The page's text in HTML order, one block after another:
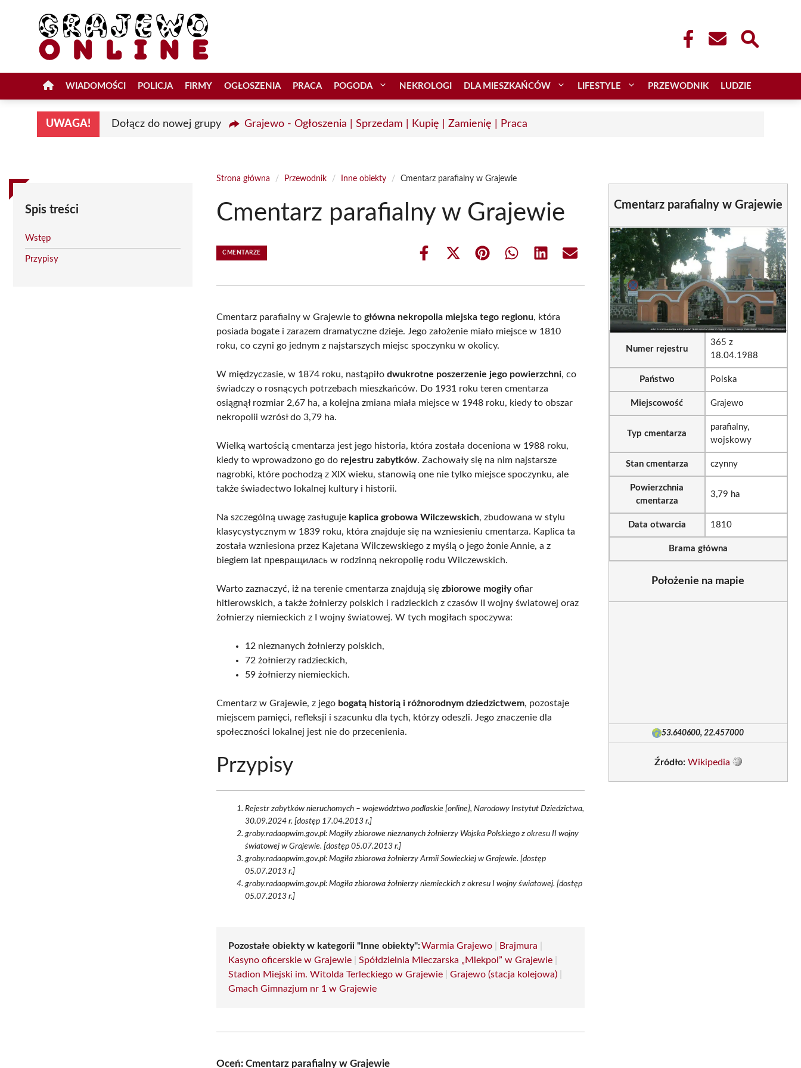
WIADOMOŚCI POLICJA FIRMY OGŁOSZENIA PRACA POGODA NEKROLOGI DLA MIESZKAŃCÓW LIFESTYLE PRZEWODNIK LUDZIE
UWAGA! Dołącz do nowej grupy Grajewo - Ogłoszenia | Sprzedam | Kupię | Zamienię | Praca
Spis treści
Wstęp
Przypisy
Strona główna / Przewodnik / Inne obiekty / Cmentarz parafialny w Grajewie
Cmentarz parafialny w Grajewie
CMENTARZE
Share
Share
(Twitter)
Share Share Share Share
Cmentarz parafialny w Grajewie togłówna nekropolia miejska tego regionu, która
posiada bogate i zarazem dramatyczne dzieje. Jego założenie miało miejsce w 1810
roku, co czyni go jednym z najstarszych miejsc spoczynku w okolicy.
W międzyczasie, w 1874 roku, nastąpiłodwukrotne poszerzenie jego powierzchni, co
świadczy o rosnących potrzebach mieszkańców. Do 1931 roku teren cmentarza
osiągnął rozmiar 2,67 ha, a kolejna zmiana miała miejsce w 1948 roku, kiedy to obszar
nekropolii wzrósł do 3,79 ha.
Wielką wartością cmentarza jest jego historia, która została doceniona w 1988 roku,
kiedy to wprowadzono go do rejestru zabytków. Zachowały się na nim najstarsze
nagrobki, które pochodzą z XIX wieku, stanowią one nie tylko miejsce spoczynku, ale
także świadectwo lokalnej kultury i historii.
Na szczególną uwagę zasługuje kaplica grobowa Wilczewskich, zbudowana w stylu
klasycystycznym w 1839 roku, która znajduje się na wzniesieniu cmentarza. Kaplica ta
została wzniesiona przez Kajetana Wilczewskiego z myślą o jego żonie Annie, a z
biegiem lat превращилась w rodzinną nekropolię rodu Wilczewskich.
Warto zaznaczyć, iż na terenie cmentarza znajdują sięzbiorowe mogiłyofiar
hitlerowskich, a także żołnierzy polskich i radzieckich z czasów II wojny światowej oraz
żołnierzy niemieckich z I wojny światowej. W tych mogiłach spoczywa:
12 nieznanych żołnierzy polskich,
72 żołnierzy radzieckich,
59 żołnierzy niemieckich.
Cmentarz w Grajewie, z jego bogatą historią i różnorodnym dziedzictwem, pozostaje
miejscem pamięci, refleksji i szacunku dla tych, którzy odeszli. Jego znaczenie dla
społeczności lokalnej jest nie do przecenienia.
Przypisy
Rejestr zabytków nieruchomych – województwo podlaskie [online], Narodowy Instytut Dziedzictwa,
30.09.2024 r. [dostęp 17.04.2013 r.]
groby.radaopwim.gov.pl: Mogiły zbiorowe nieznanych żołnierzy Wojska Polskiego z okresu II wojny
światowej w Grajewie. [dostęp 05.07.2013 r.]
groby.radaopwim.gov.pl: Mogiła zbiorowa żołnierzy Armii Sowieckiej w Grajewie. [dostęp
05.07.2013 r.]
groby.radaopwim.gov.pl: Mogiła zbiorowa żołnierzy niemieckich z okresu I wojny światowej. [dostęp
05.07.2013 r.]
Pozostałe obiekty w kategorii "Inne obiekty":Warmia Grajewo Brajmura
Kasyno oficerskie w Grajewie |Spółdzielnia Mleczarska „Mlekpol” w Grajewie
Stadion Miejski im. Witolda Terleckiego w Grajewie |Grajewo (stacja kolejowa)
Gmach Gimnazjum nr 1 w Grajewie
Oceń: Cmentarz parafialny w Grajewie
Cmentarz parafialny w Grajewie
Numer rejestru
365 z
18.04.1988
Państwo Polska
Miejscowość Grajewo
Typ cmentarza
parafialny,
wojskowy
Stan cmentarza czynny
Powierzchnia
cmentarza
3,79 ha
Data otwarcia 1810
Brama główna
Położenie na mapie
53.640600, 22.457000
Źródło: Wikipedia